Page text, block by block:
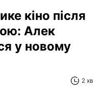
кіно після
Алек
у новому
2 хв